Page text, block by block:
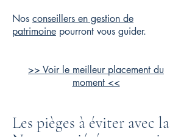
Nos conseillers en gestion de
patrimoine pourront vous guider.
>> Voir le meilleur placement du
moment <<
Les pièges à éviter avec la